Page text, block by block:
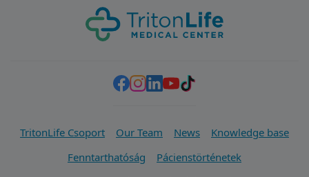
TritonLife Csoport Our Team News
Knowledge base
Fenntarthatóság
Pácienstörténetek